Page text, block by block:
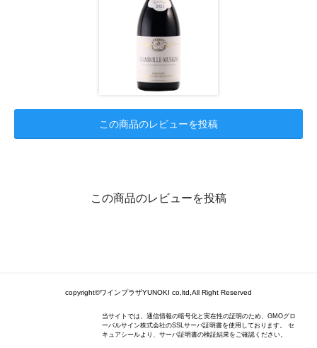
この商品のレビューを投稿
この商品のレビューを投稿
copyright©ワインプラザYUNOKI co,ltd,All Right Reserved
当サイトでは、通信情報の暗号化と実在性の証明のため、GMOグロ
ーバルサイン株式会社のSSLサーバ証明書を使用しております。 セ
キュアシールより、サーバ証明書の検証結果をご確認ください。